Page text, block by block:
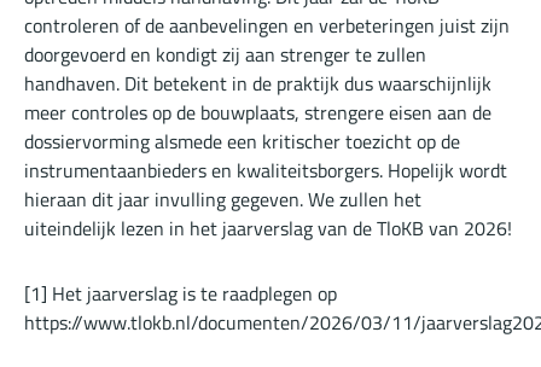
controleren of de aanbevelingen en verbeteringen juist zijn
doorgevoerd en kondigt zij aan strenger te zullen
handhaven. Dit betekent in de praktijk dus waarschijnlijk
meer controles op de bouwplaats, strengere eisen aan de
dossiervorming alsmede een kritischer toezicht op de
instrumentaanbieders en kwaliteitsborgers. Hopelijk wordt
hieraan dit jaar invulling gegeven. We zullen het
uiteindelijk lezen in het jaarverslag van de TloKB van 2026!
[1] Het jaarverslag is te raadplegen op
https://www.tlokb.nl/documenten/2026/03/11/